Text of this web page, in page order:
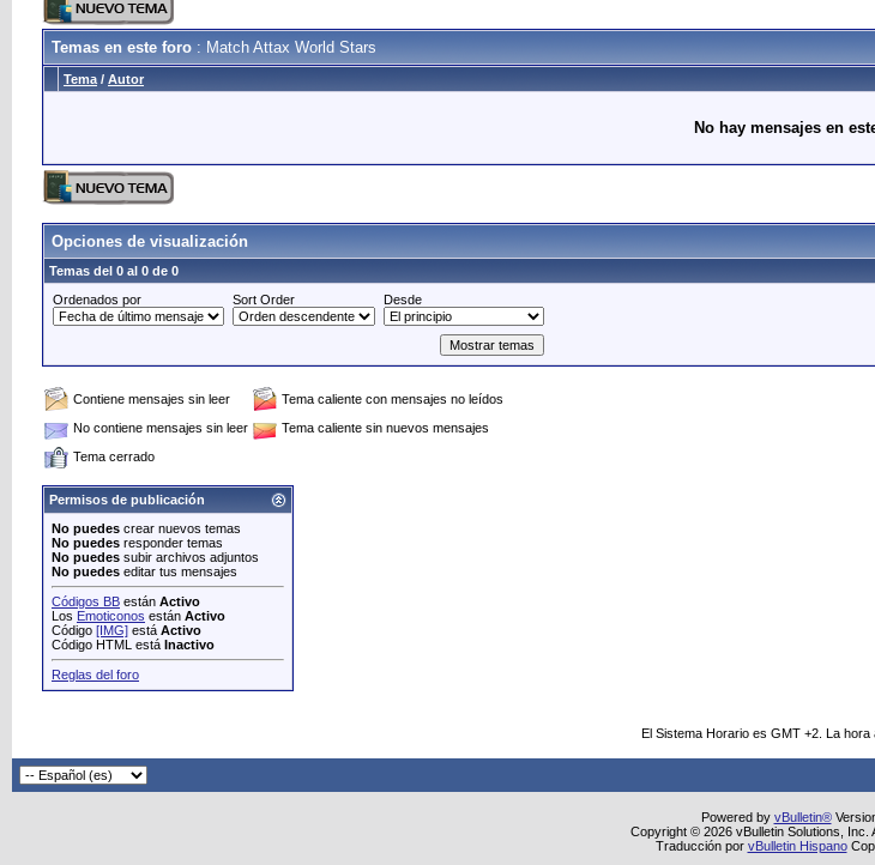
Temas en este foro : Match Attax World Stars
Tema / Autor
No hay mensajes en
Opciones de visualización
Temas del 0 al 0 de 0
Ordenados por
Sort Order Desde
Contiene mensajes sin leer
Tema caliente con mensajes no leídos
No contiene mensajes sin leer
Tema caliente sin nuevos mensajes
Tema cerrado
Permisos de publicación
No puedes crear nuevos temas
No puedes responder temas
No puedes subir archivos adjuntos
No puedes editar tus mensajes
Códigos BB están Activo
Los Emoticonos están Activo
Código [IMG] está Activo
Código HTML está Inactivo
Reglas del foro
El Sistema Horario es GMT +2. La hora
Powered by vBulletin®
Copyright © 2026 vBulletin Solutions, Inc.
Traducción por vBulletin Hispano